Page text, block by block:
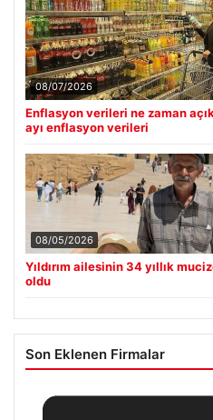
08/07/2026
Enflasyon verileri ne zaman
ayı enflasyon verileri
08/05/2026
Yıldırım ailesinin 34 yıllık
oldu
Son Eklenen Firmalar